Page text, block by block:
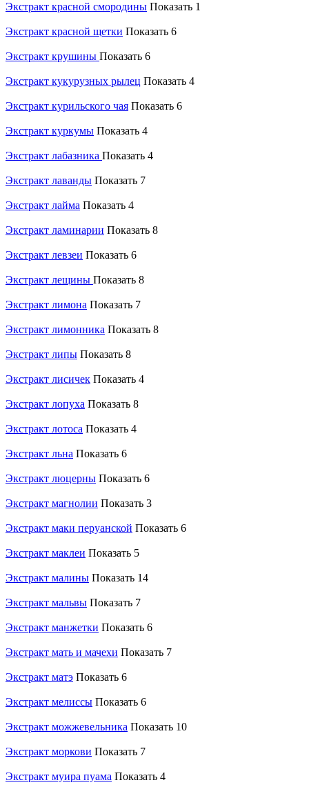
Экстракт красной смородины Показать 1
Экстракт красной щетки Показать 6
Экстракт крушины Показать 6
Экстракт кукурузных рылец Показать 4
Экстракт курильского чая Показать 6
Экстракт куркумы Показать 4
Экстракт лабазника Показать 4
Экстракт лаванды Показать 7
Экстракт лайма Показать 4
Экстракт ламинарии Показать 8
Экстракт левзеи Показать 6
Экстракт лещины Показать 8
Экстракт лимона Показать 7
Экстракт лимонника Показать 8
Экстракт липы Показать 8
Экстракт лисичек Показать 4
Экстракт лопуха Показать 8
Экстракт лотоса Показать 4
Экстракт льна Показать 6
Экстракт люцерны Показать 6
Экстракт магнолии Показать 3
Экстракт маки перуанской Показать 6
Экстракт маклеи Показать 5
Экстракт малины Показать 14
Экстракт мальвы Показать 7
Экстракт манжетки Показать 6
Экстракт мать и мачехи Показать 7
Экстракт матэ Показать 6
Экстракт мелиссы Показать 6
Экстракт можжевельника Показать 10
Экстракт моркови Показать 7
Экстракт муира пуама Показать 4